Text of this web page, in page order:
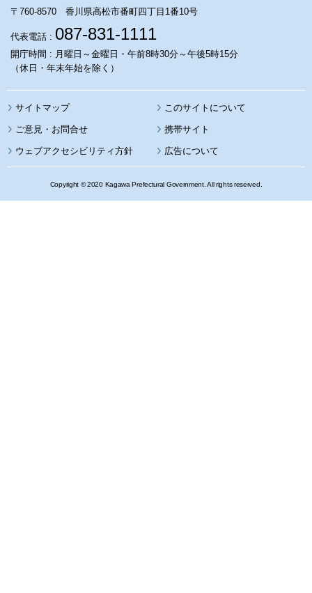
〒760-8570 香川県高松市番町四丁目1番10号
代表電話 : 087-831-1111
開庁時間 : 月曜日～金曜日・午前8時30分～午後5時15分
（休日・年末年始を除く）
サイトマップ このサイトについて
携帯サイト
ウェブアクセシビリティ方針 広告について
Copyright © 2020 Kagawa Prefectural Government. All rights reserved.